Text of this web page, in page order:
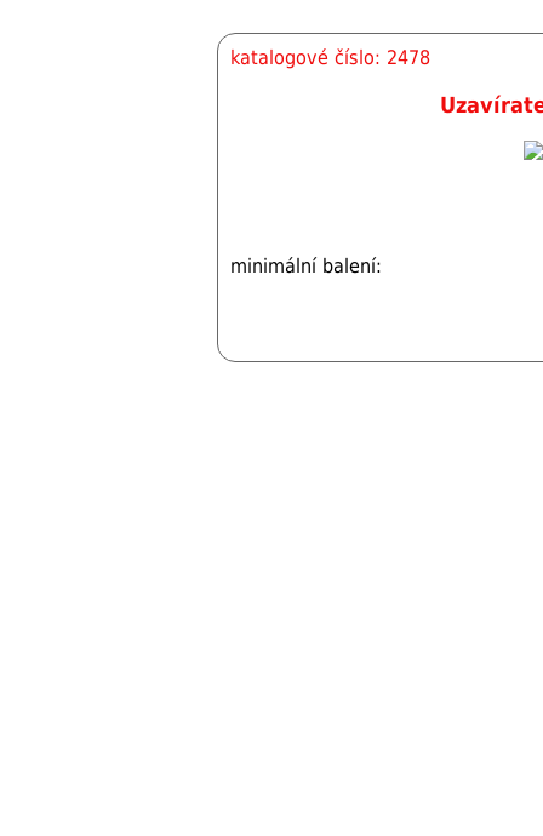
katalogové číslo: 2478
minimální balení: